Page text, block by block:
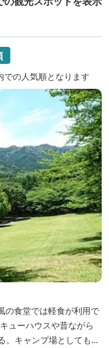
の人気順となります
の食堂では軽食が利用で
ューハウスや昔ながら
。キャンプ場としても人